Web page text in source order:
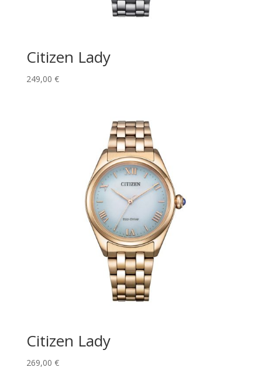
Citizen Lady
249,00 €
Citizen Lady
269,00 €